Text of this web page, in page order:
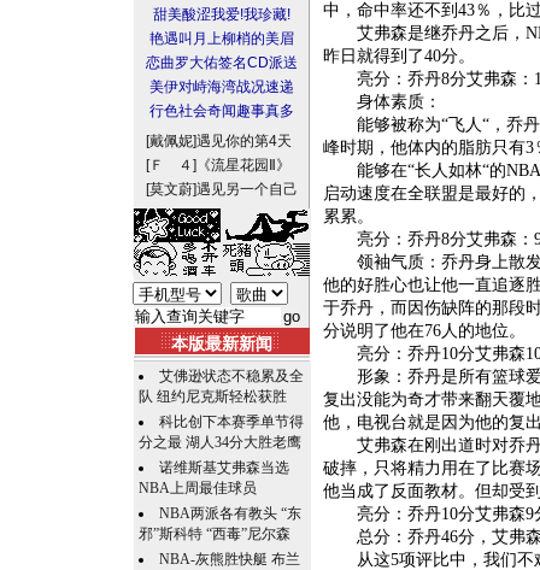
甜美酸涩我爱!我珍藏!
艳遇叫月上柳梢的美眉
恋曲罗大佑签名CD派送
美伊对峙海湾战况速递
行色社会奇闻趣事真多
[戴佩妮]遇见你的第4天
[Ｆ ４] 《流星花园Ⅱ》
[莫文蔚]遇见另一个自己
本版最新新闻
艾佛逊状态不稳累及全
队 纽约尼克斯轻松获胜
科比创下本赛季单节得
分之最 湖人34分大胜老鹰
诺维斯基艾弗森当选
NBA上周最佳球员
NBA两派各有教头 “东
邪”斯科特 “西毒”尼尔森
NBA-灰熊胜快艇 布兰
中，命中率还不到43％，比
艾弗森是继乔丹之后，
昨日就得到了40分。
亮分：乔丹8分艾弗森：
身体素质：
能够被称为“飞人“，乔丹
峰时期，他体内的脂肪只有
能够在“长人如林“的NBA
启动速度在全联盟是最好的
累累。
亮分：乔丹8分艾弗森：
领袖气质：乔丹身上散发
他的好胜心也让他一直追逐
于乔丹，而因伤缺阵的那段
分说明了他在76人的地位。
亮分：乔丹10分艾弗森
形象：乔丹是所有篮球爱
复出没能为奇才带来翻天覆
他，电视台就是因为他的复
艾弗森在刚出道时对乔丹
破摔，只将精力用在了比赛
他当成了反面教材。但却受
亮分：乔丹10分艾弗森9
总分：乔丹46分，艾弗
从这5项评比中，我们不